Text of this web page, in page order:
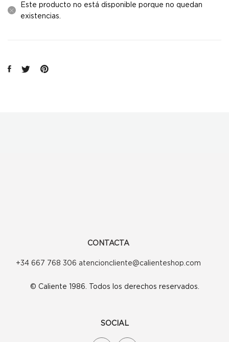
Este producto no está disponible porque no quedan
existencias.
CONTACTA
+34 667 768 306 atencioncliente@calienteshop.com
© Caliente 1986. Todos los derechos reservados.
SOCIAL